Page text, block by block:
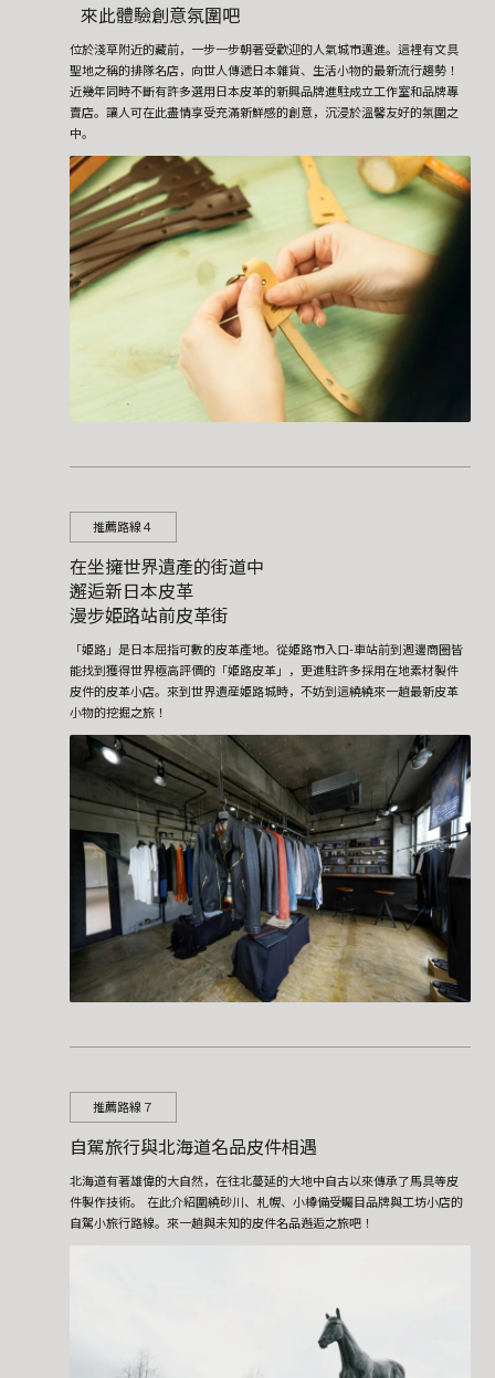
來此體驗創意氛圍吧
位於淺草附近的藏前，一步一步朝著受歡迎的人氣城市邁進。這裡有文具
聖地之稱的排隊名店，向世人傳遞日本雜貨、生活小物的最新流行趨勢！
近幾年同時不斷有許多選用日本皮革的新興品牌進駐成立工作室和品牌專
賣店。讓人可在此盡情享受充滿新鮮感的創意，沉浸於溫馨友好的氛圍之
中。
推薦路線４
在坐擁世界遺產的街道中
邂逅新日本皮革
漫步姫路站前皮革街
「姫路」是日本屈指可數的皮革產地。從姫路市入口-車站前到週邊商圈皆
能找到獲得世界極高評價的「姫路皮革」，更進駐許多採用在地素材製件
皮件的皮革小店。來到世界遺産姫路城時，不妨到這繞繞來一趟最新皮革
小物的挖掘之旅！
推薦路線７
自駕旅行與北海道名品皮件相遇
北海道有著雄偉的大自然，在往北蔓延的大地中自古以來傳承了馬具等皮
件製作技術。 在此介紹圍繞砂川、札幌、小樽備受矚目品牌與工坊小店的
自駕小旅行路線。來一趟與未知的皮件名品邂逅之旅吧！